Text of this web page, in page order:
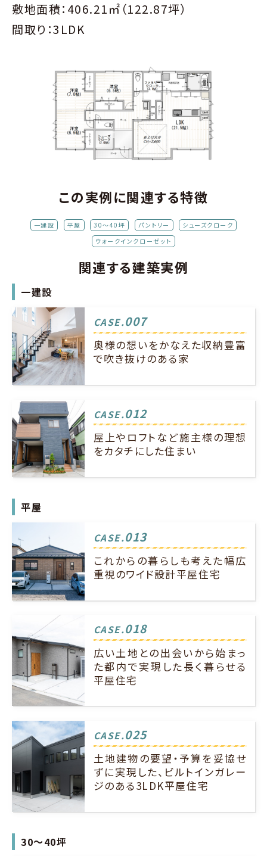
敷地面積：406.21㎡（122.87坪）
間取り：3LDK
この実例に関連する特徴
一建設 平屋 30～40坪 パントリー
シューズクローク
ウォークインクローゼット
関連する建築実例
一建設
CASE.007
奥様の想いをかなえた収納豊富
で吹き抜けのある家
CASE.012
屋上やロフトなど施主様の理想
をカタチにした住まい
平屋
CASE.013
これからの暮らしも考えた幅広
重視のワイド設計平屋住宅
CASE.018
広い土地との出会いから始まっ
た都内で実現した長く暮らせる
平屋住宅
CASE.025
土地建物の要望・予算を妥協せ
ずに実現した、ビルトインガレー
ジのある3LDK平屋住宅
30～40坪